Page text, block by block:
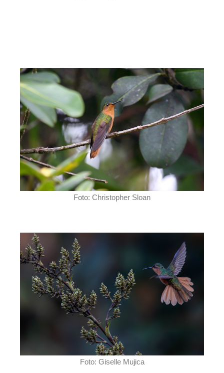
Foto: Christopher Sloan
Foto: Giselle Mujica